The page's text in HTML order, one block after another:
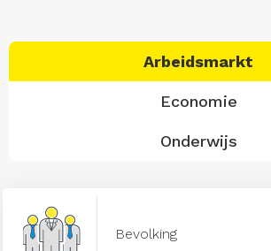
Arbeidsmarkt
Economie
Onderwijs
Bevolking